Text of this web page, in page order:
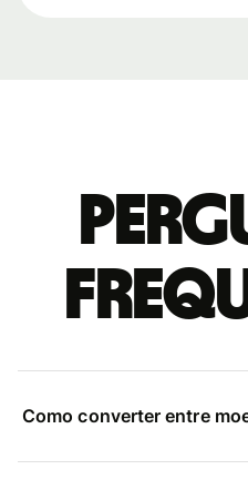
Como converter entre